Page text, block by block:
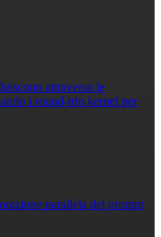
attraverso le
i round-trip kernel per
parallela del prompt